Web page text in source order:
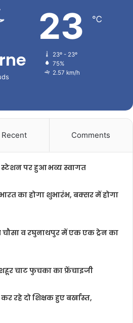
23 ℃
23º - 23º
75%
2.57 km/h
Recent Comments
पर हुआ भव्य स्वागत
का होगा शुभारंभ, बक्सर में होगा
व रघुनाथपुर में एक एक ट्रेन का
चाट फुचका का फ्रेंचाइजी
रहे दो शिक्षक हुए बर्खास्त,